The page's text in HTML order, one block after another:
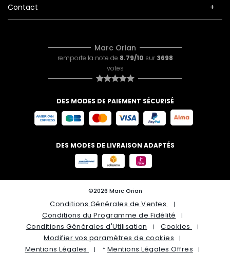
Contact
Marc Orian
remporte la note de 8.79/10 sur 3698
votes
DES MODES DE PAIEMENT SÉCURISÉ
DES MODES DE LIVRAISON ADAPTÉS
©2026 Marc Orian
Conditions Générales de Ventes
Conditions du Programme de Fidélité
Conditions Générales d'Utilisation
Cookies
Modifier vos paramètres de cookies
Mentions Légales
* Mentions Légales Offres